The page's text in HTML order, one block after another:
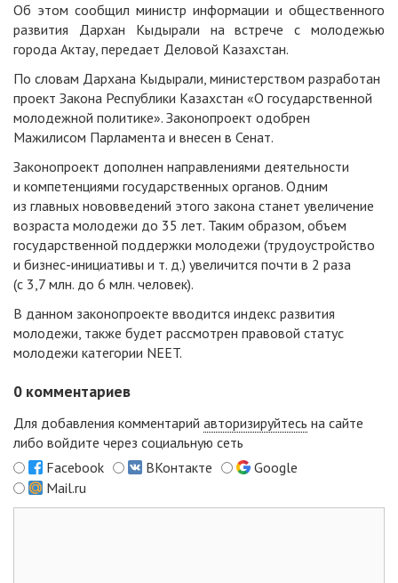
Об этом сообщил министр информации и общественного
развития Дархан Кыдырали на встрече с молодежью
города Актау, передает Деловой Казахстан.
По словам Дархана Кыдырали, министерством разработан
проект Закона Республики Казахстан «О государственной
молодежной политике». Законопроект одобрен
Мажилисом Парламента и внесен в Сенат.
Законопроект дополнен направлениями деятельности
и компетенциями государственных органов. Одним
из главных нововведений этого закона станет увеличение
возраста молодежи до 35 лет. Таким образом, объем
государственной поддержки молодежи (трудоустройство
и бизнес-инициативы и т. д.) увеличится почти в 2 раза
(с 3,7 млн. до 6 млн. человек).
В данном законопроекте вводится индекс развития
молодежи, также будет рассмотрен правовой статус
молодежи категории NEET.
0 комментариев
Для добавления комментарий авторизируйтесь на сайте
либо войдите через социальную сеть
Facebook
ВКонтакте
Google
Mail.ru